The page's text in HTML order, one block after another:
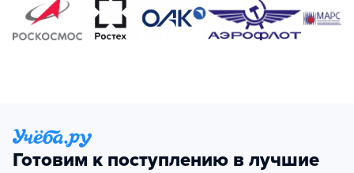
Готовим к поступлению в лучшие